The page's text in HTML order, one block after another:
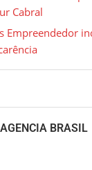
Cabral
Empreendedor
AGENCIA BRASIL